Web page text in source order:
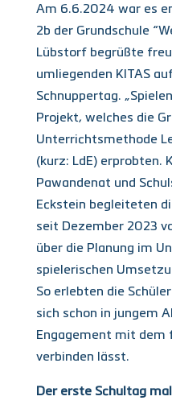
Am 6.6.2024 war es
2b der Grundschule
Lübstorf begrüßte
umliegenden KITAS
Schnuppertag.
Projekt, welches die
Unterrichtsmethode
(kurz: LdE) erprobten.
Pawandenat und
Eckstein begleiteten
seit Dezember 2023
über die Planung im
spielerischen
So erlebten die
sich schon in jungem
Engagement mit dem
verbinden lässt.
Der erste Schultag